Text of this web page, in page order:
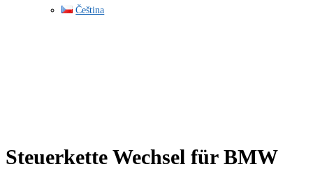
Čeština
Steuerkette Wechsel für BMW